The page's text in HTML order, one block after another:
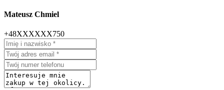
Mateusz Chmiel
+48XXXXXX750